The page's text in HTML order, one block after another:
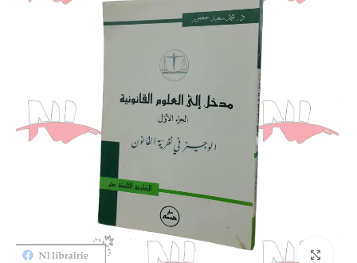
Click to enlarge